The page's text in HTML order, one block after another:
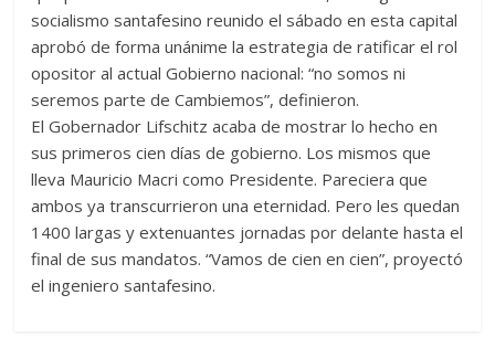
socialismo santafesino reunido el sábado en esta capital
aprobó de forma unánime la estrategia de ratificar el rol
opositor al actual Gobierno nacional: “no somos ni
seremos parte de Cambiemos”, definieron.
El Gobernador Lifschitz acaba de mostrar lo hecho en
sus primeros cien días de gobierno. Los mismos que
lleva Mauricio Macri como Presidente. Pareciera que
ambos ya transcurrieron una eternidad. Pero les quedan
1400 largas y extenuantes jornadas por delante hasta el
final de sus mandatos. “Vamos de cien en cien”, proyectó
el ingeniero santafesino.